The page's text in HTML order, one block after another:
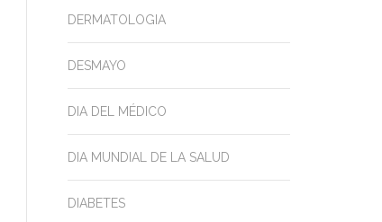
DERMATOLOGIA
DESMAYO
DIA DEL MÉDICO
DIA MUNDIAL DE LA SALUD
DIABETES